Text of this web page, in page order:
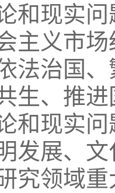
和现实
主义市
法治国
生、推
和现实
发展、
究领域